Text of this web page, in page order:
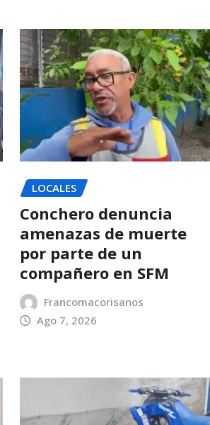
LOCALES
Conchero denuncia
amenazas de muerte
por parte de un
compañero en SFM
Francomacorisanos
Ago 7, 2026